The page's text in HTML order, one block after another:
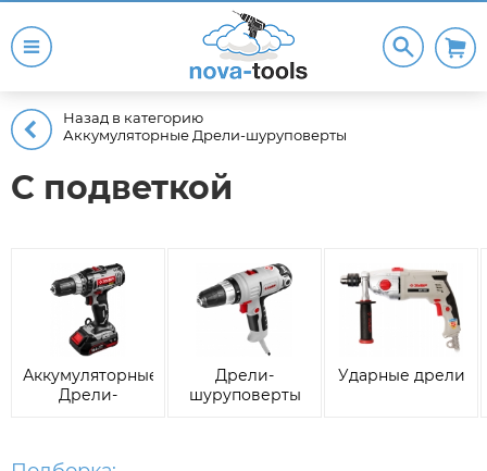
Назад в категорию
Аккумуляторные Дрели-шуруповерты
С подветкой
Аккумуляторные
Дрели-
Дрели-
шуруповерты
Ударные дрели